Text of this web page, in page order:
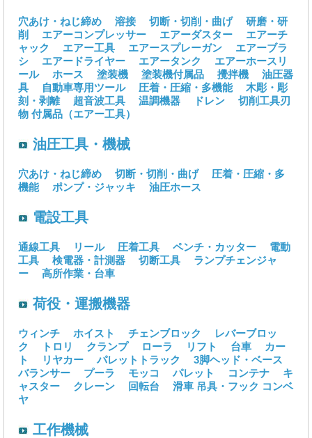
穴あけ・ねじ締め 溶接 切断・切削・曲げ
研磨・研
削
エアーコンプレッサー エアーダスター
エアーチ
ャック
エアー工具 エアースプレーガン
エアーブラ
シ
エアードライヤー エアータンク
エアーホースリ
ール
ホース 塗装機 塗装機付属品 攪拌機
油圧器
具
自動車専用ツール 圧着・圧縮・多機能
木彫・彫
刻・剥離
超音波工具 温調機器 ドレン
切削工具刃
物 付属品（エアー工具）
油圧工具・機械
穴あけ・ねじ締め 切断・切削・曲げ
圧着・圧縮・多
機能
ポンプ・ジャッキ 油圧ホース
電設工具
通線工具 リール 圧着工具 ペンチ・カッター
電動
工具
検電器・計測器 切断工具
ランプチェンジャ
ー
高所作業・台車
荷役・運搬機器
ウィンチ ホイスト チェンブロック
レバーブロッ
ク
トロリ クランプ ローラ リフト 台車
カー
ト
リヤカー パレットトラック
3脚ヘッド・ベース
バランサー
プーラ モッコ パレット コンテナ
キ
ャスター
クレーン 回転台 滑車 吊具・フック コンベ
ヤ
工作機械